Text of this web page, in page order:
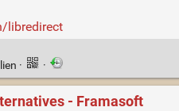
libredirect
· ·
- Framasoft